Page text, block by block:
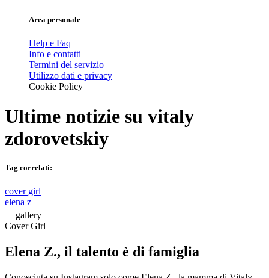
Area personale
Help e Faq
Info e contatti
Termini del servizio
Utilizzo dati e privacy
Cookie Policy
Ultime notizie su vitaly
zdorovetskiy
Tag correlati:
cover girl
elena z
gallery
Cover Girl
Elena Z., il talento è di famiglia